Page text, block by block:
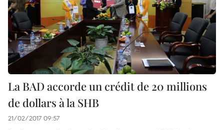
La BAD accorde un crédit de 20 millions
de dollars à la SHB
21/02/2017 09:57